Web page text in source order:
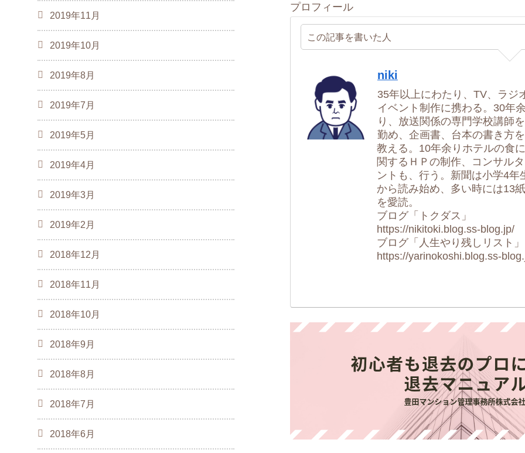
プロフィール
この記事を書いた人
niki
35年以上にわたり、TV、ラジ
イベント制作に携わる。30年
り、放送関係の専門学校講師を
勤め、企画書、台本の書き方を
教える。10年余りホテルの食に
関するＨＰの制作、コンサルタ
ントも、行う。新聞は小学4年
から読み始め、多い時には13紙
を愛読。
ブログ「トクダス」
https://nikitoki.blog.ss-blog.jp/
ブログ「人生やり残しリスト」
https://yarinokoshi.blog.ss-
2019年11月
2019年10月
2019年8月
2019年7月
2019年5月
2019年4月
2019年3月
2019年2月
2018年12月
2018年11月
2018年10月
2018年9月
2018年8月
2018年7月
2018年6月